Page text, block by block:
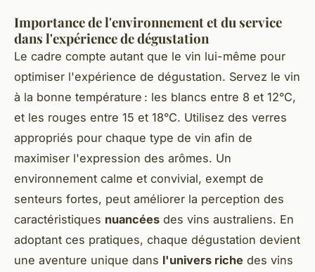
Importance de l'environnement et du service
dans l'expérience de dégustation
Le cadre compte autant que le vin lui-même pour
optimiser l'expérience de dégustation. Servez le vin
à la bonne température : les blancs entre 8 et 12°C,
et les rouges entre 15 et 18°C. Utilisez des verres
appropriés pour chaque type de vin afin de
maximiser l'expression des arômes. Un
environnement calme et convivial, exempt de
senteurs fortes, peut améliorer la perception des
caractéristiques nuancées des vins australiens. En
adoptant ces pratiques, chaque dégustation devient
une aventure unique dans l'univers riche des vins